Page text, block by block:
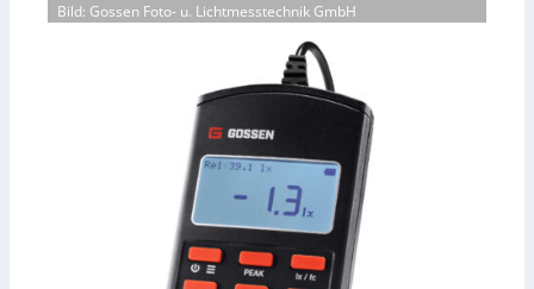
Bild: Gossen Foto- u. Lichtmesstechnik GmbH